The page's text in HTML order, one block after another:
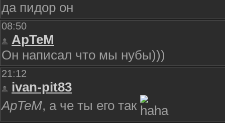
да пидор он
08:50
ApTeM
Он написал что мы нубы)))
21:12
ivan-pit83
ApTeM, а че ты его так